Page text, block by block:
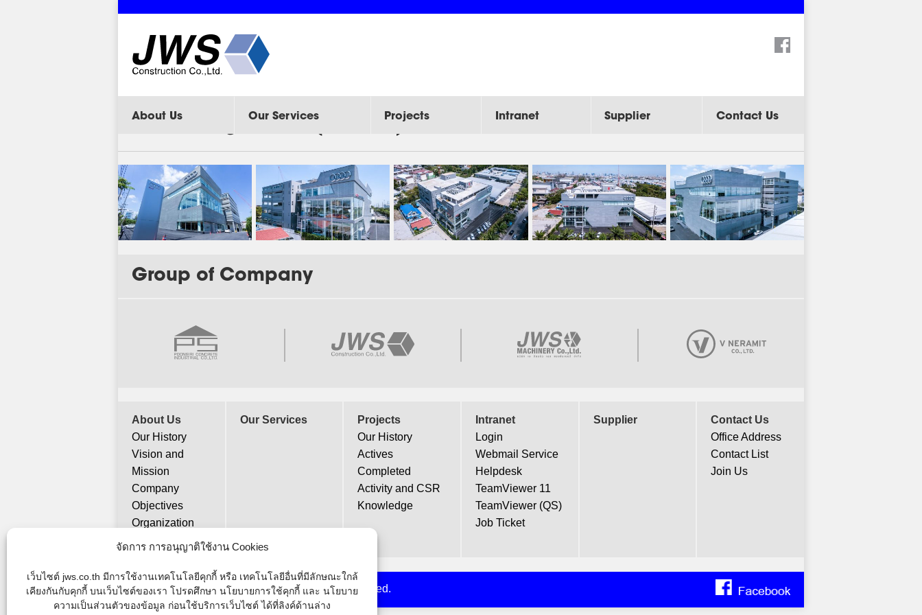
จัดการ การอนุญาติใช้งาน Cookies
เว็บไซต์ jws.co.th มีการใช้งานเทคโนโลยีคุกกี้ หรือ เทคโนโลยีอื่นที่มีลักษณะใกล้
เคียงกันกับคุกกี้ บนเว็บไซต์ของเรา โปรดศึกษา นโยบายการใช้คุกกี้ และ นโยบาย
ความเป็นส่วนตัวของข้อมูล ก่อนใช้บริการเว็บไซต์ ได้ที่ลิงค์ด้านล่าง
Search:
About Us Our Services Projects Intranet Supplier Contact Us
J-130 Audi Light House (Thailand)
Group of Company
About Us
Our History
Vision and
Mission
Company
Objectives
Organization
Our Services
Projects
Our History
Actives
Completed
Activity and CSR
Knowledge
Intranet
Login
Webmail Service
Helpdesk
TeamViewer 11
TeamViewer (QS)
Job Ticket
Supplier
Contact Us
Office Address
Contact List
Join Us
JWS Construction Co.,Ltd. © 2016 All rights reserved.